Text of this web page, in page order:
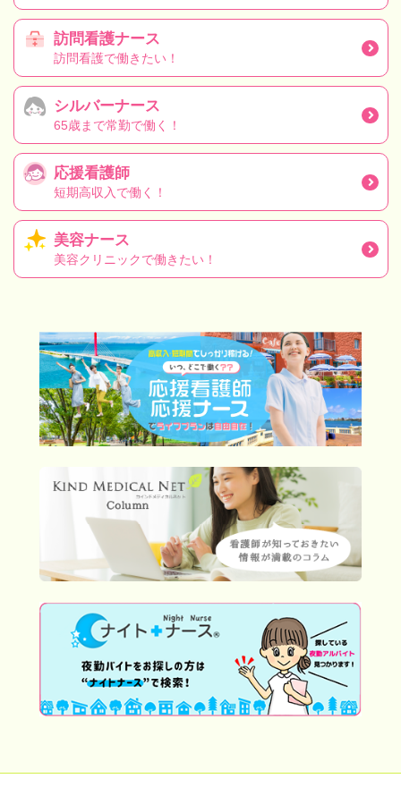
訪問看護ナース
訪問看護で働きたい！
シルバーナース
65歳まで常勤で働く！
応援看護師
短期高収入で働く！
美容ナース
美容クリニックで働きたい！